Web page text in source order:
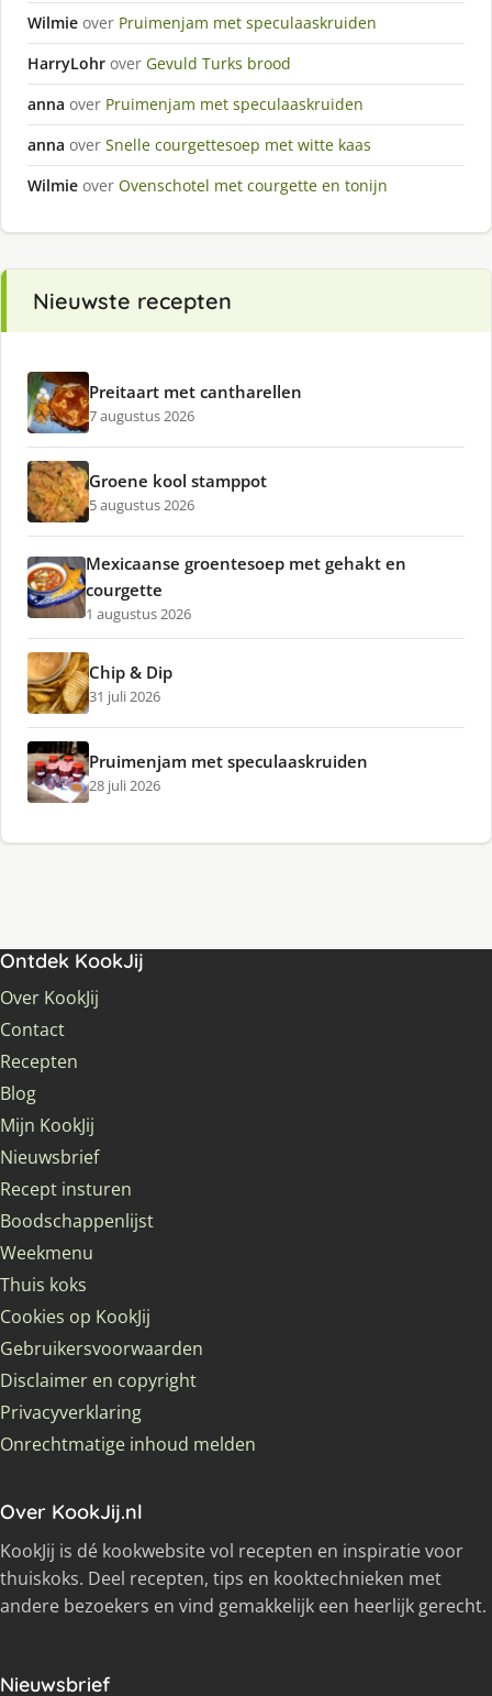
Wilmie over Pruimenjam met speculaaskruiden
HarryLohr over Gevuld Turks brood
anna over Pruimenjam met speculaaskruiden
anna over Snelle courgettesoep met witte kaas
Wilmie over Ovenschotel met courgette en tonijn
Nieuwste recepten
Preitaart met cantharellen
7 augustus 2026
Groene kool stamppot
5 augustus 2026
Mexicaanse groentesoep met gehakt en
courgette
1 augustus 2026
Chip & Dip
31 juli 2026
Pruimenjam met speculaaskruiden
28 juli 2026
Ontdek KookJij
Over KookJij
Contact
Recepten
Blog
Mijn KookJij
Nieuwsbrief
Recept insturen
Boodschappenlijst
Weekmenu
Thuis koks
Cookies op KookJij
Gebruikersvoorwaarden
Disclaimer en copyright
Privacyverklaring
Onrechtmatige inhoud melden
Over KookJij.nl
KookJij is dé kookwebsite vol recepten en inspiratie voor
thuiskoks. Deel recepten, tips en kooktechnieken met
andere bezoekers en vind gemakkelijk een heerlijk gerecht.
Nieuwsbrief